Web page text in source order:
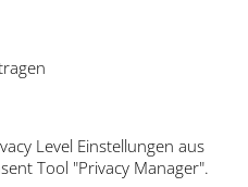
Level Einstellungen aus
Tool "Privacy Manager".